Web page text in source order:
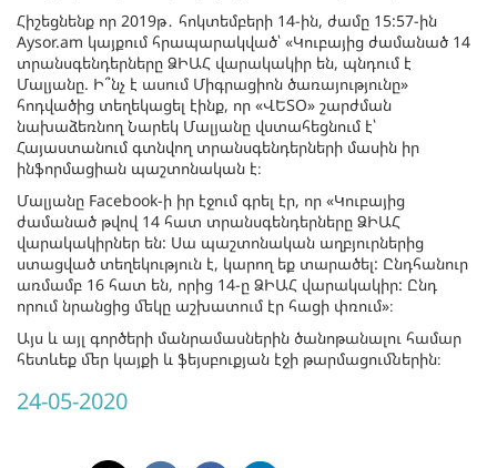
Հիշեցնենք որ 2019թ․ հոկտեմբերի 14-ին, ժամը 15:57-ին
Aysor.am կայքում հրապարակված՝ «Կուբայից ժամանած 14
տրանսգենդերները ՁԻԱՀ վարակակիր են, պնդում է
Մալյանը. Ի՞նչ է ասում Միգրացիոն ծառայությունը»
հոդվածից տեղեկացել էինք, որ «ՎԵՏՕ» շարժման
նախաձեռնող Նարեկ Մալյանը վստահեցնում է՝
Հայաստանում գտնվող տրանսգենդերների մասին իր
ինֆորմացիան պաշտոնական է։
Մալյանը Facebook-ի իր էջում գրել էր, որ «Կուբայից
ժամանած թվով 14 հատ տրանսգենդերները ՁԻԱՀ
վարակակիրներ են: Սա պաշտոնական աղբյուրներից
ստացված տեղեկություն է, կարող եք տարածել: Ընդհանուր
առմամբ 16 հատ են, որից 14-ը ՁԻԱՀ վարակակիր: Ընդ
որում նրանցից մեկը աշխատում էր հացի փռում»։
Այս և այլ գործերի մանրամասներին ծանոթանալու համար
հետևեք մեր կայքի և ֆեյսբուքյան էջի թարմացումներին։
24-05-2020